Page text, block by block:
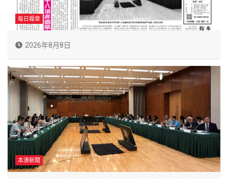
每日報章
2026年8月8日
本澳新聞